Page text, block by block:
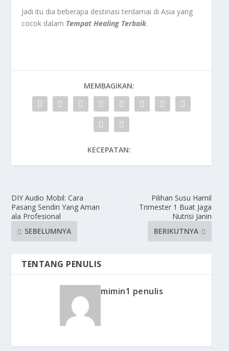
Jadi itu dia beberapa destinasi terdamai di Asia yang
cocok dalam Tempat Healing Terbaik.
MEMBAGIKAN:
KECEPATAN:
DIY Audio Mobil: Cara
Pasang Sendiri Yang Aman
ala Profesional
SEBELUMNYA
Pilihan Susu Hamil
Trimester 1 Buat Jaga
Nutrisi Janin
BERIKUTNYA
TENTANG PENULIS
mimin1 penulis